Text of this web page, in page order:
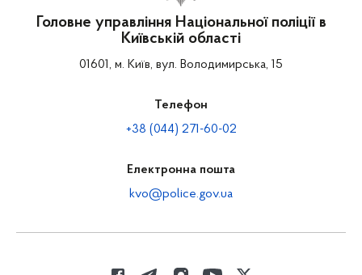
Головне управління Національної поліції в
Київській області
01601, м. Київ, вул. Володимирська, 15
Телефон
+38 (044) 271-60-02
Електронна пошта
kvo@police.gov.ua